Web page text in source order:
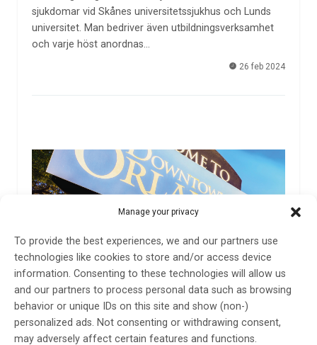
Manage your privacy
To provide the best experiences, we and our partners use
technologies like cookies to store and/or access device
information. Consenting to these technologies will allow us
and our partners to process personal data such as browsing
behavior or unique IDs on this site and show (non-)
personalized ads. Not consenting or withdrawing consent,
may adversely affect certain features and functions.
sjukdomar vid Skånes universitetssjukhus och Lunds
universitet. Man bedriver även utbildningsverksamhet
och varje höst anordnas…
26 feb 2024
5 december 2023
På det amerikanska epilepsisällskapets årsmöte
avhandlades tilltagande utmaningar med genetiska
testresultat och AI, men också klassisk
läkemedelsbehandling och epilepsikirurgi. Johan
Zelano, professor i Göteborg, var på plats i Florida och